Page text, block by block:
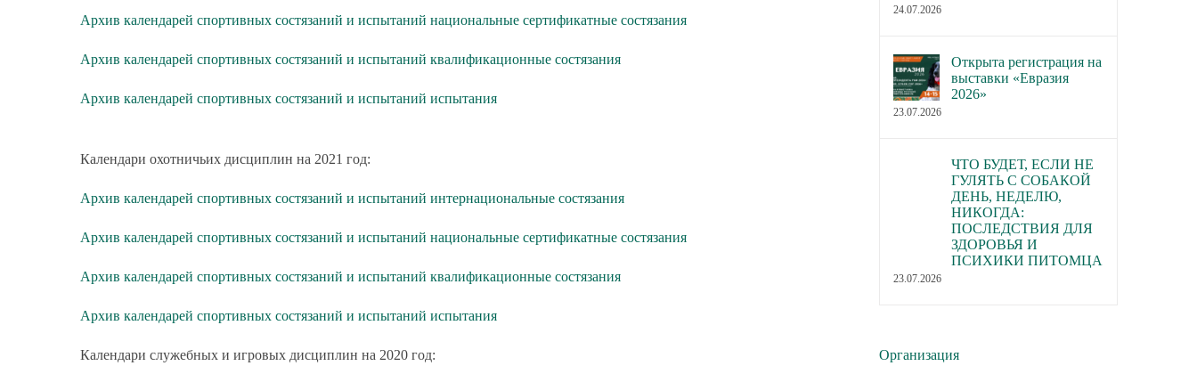
Архив календарей спортивных состязаний и испытаний национальные сертификатные состязания
Архив календарей спортивных состязаний и испытаний квалификационные состязания
Архив календарей спортивных состязаний и испытаний испытания
Календари охотничьих дисциплин на 2021 год:
Архив календарей спортивных состязаний и испытаний интернациональные состязания
Архив календарей спортивных состязаний и испытаний национальные сертификатные состязания
Архив календарей спортивных состязаний и испытаний квалификационные состязания
Архив календарей спортивных состязаний и испытаний испытания
Календари служебных и игровых дисциплин на 2020 год:
24.07.2026
Открыта регистрация на
выставки «Евразия
2026»
23.07.2026
ЧТО БУДЕТ, ЕСЛИ НЕ
ГУЛЯТЬ С СОБАКОЙ
ДЕНЬ, НЕДЕЛЮ,
НИКОГДА:
ПОСЛЕДСТВИЯ ДЛЯ
ЗДОРОВЬЯ И
ПСИХИКИ ПИТОМЦА
23.07.2026
Организация